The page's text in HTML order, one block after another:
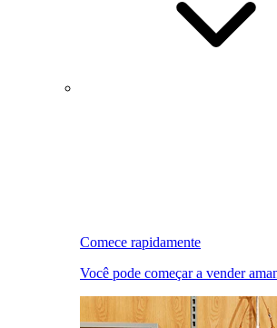
Comece rapidamente
Você pode começar a vender